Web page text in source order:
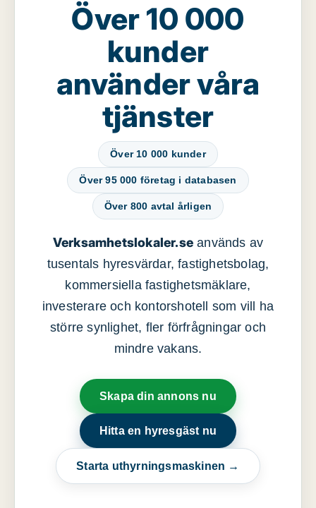
Över 10 000
kunder
använder våra
tjänster
Över 10 000 kunder
Över 95 000 företag i databasen
Över 800 avtal årligen
Verksamhetslokaler.se används av
tusentals hyresvärdar, fastighetsbolag,
kommersiella fastighetsmäklare,
investerare och kontorshotell som vill ha
större synlighet, fler förfrågningar och
mindre vakans.
Skapa din annons nu
Hitta en hyresgäst nu
Starta uthyrningsmaskinen →